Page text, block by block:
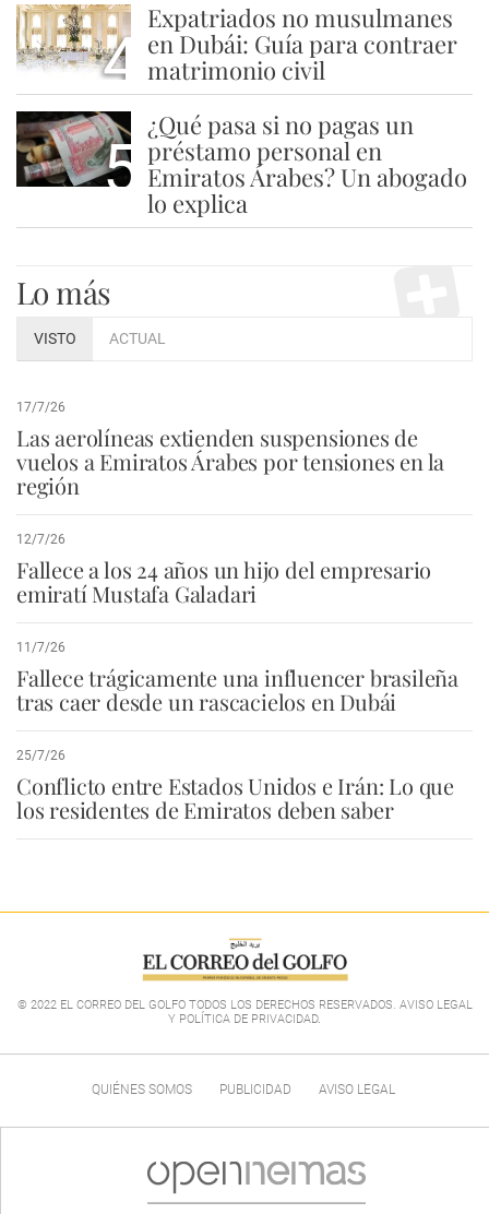
4
Expatriados no musulmanes
en Dubái: Guía para contraer
matrimonio civil
5
¿Qué pasa si no pagas un
préstamo personal en
Emiratos Árabes? Un abogado
lo explica
Lo más
VISTO ACTUAL
17/7/26
Las aerolíneas extienden suspensiones de
vuelos a Emiratos Árabes por tensiones en la
región
12/7/26
Fallece a los 24 años un hijo del empresario
emiratí Mustafa Galadari
11/7/26
Fallece trágicamente una influencer brasileña
tras caer desde un rascacielos en Dubái
25/7/26
Conflicto entre Estados Unidos e Irán: Lo que
los residentes de Emiratos deben saber
© 2022 EL CORREO DEL GOLFO TODOS LOS DERECHOS RESERVADOS. AVISO LEGAL
Y POLÍTICA DE PRIVACIDAD.
QUIÉNES SOMOS PUBLICIDAD AVISO LEGAL